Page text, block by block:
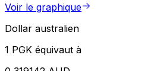
Voir le graphique
Dollar australien
1 PGK équivaut à